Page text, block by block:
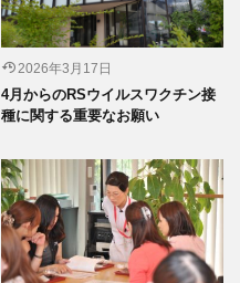
2026年3月17日
4月からのRSウイルスワクチン接
種に関する重要なお願い